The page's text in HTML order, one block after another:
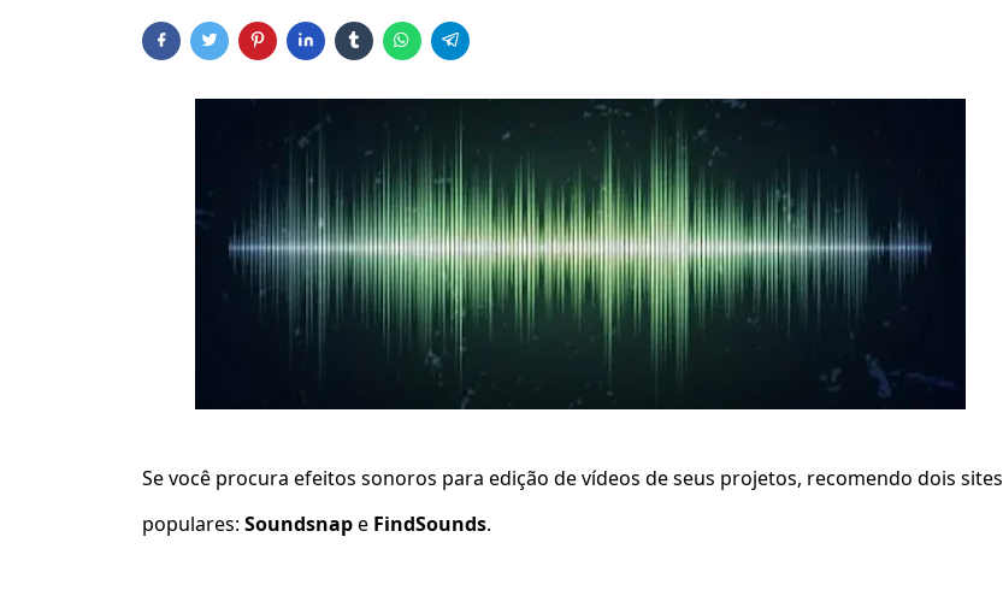
Se você procura efeitos sonoros para edição de vídeos de seus projetos, recomendo dois sites
populares: Soundsnape FindSounds.